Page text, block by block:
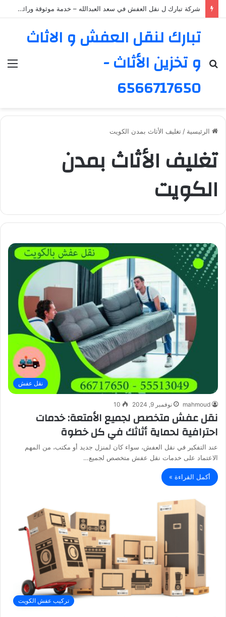
شركة تبارك ل نقل العفش في سعد العبدالله – خدمة موثوقة ورائدة
تبارك لنقل العفش و الاثاث
و تخزين الأثاث -
6566717650
بحث
الرئيسية / تغليف الأثاث بمدن الكويت
تغليف الأثاث بمدن
الكويت
نقل عفش
mahmoud نوفمبر 9, 2024 10
نقل عفش متخصص لجميع الأمتعة: خدمات
احترافية لحماية أثاثك في كل خطوة
عند التفكير في نقل العفش، سواء كان لمنزل جديد أو مكتب، من المهم
الاعتماد على خدمات نقل عفش متخصص لجميع…
أكمل القراءة »
تركيب عفش الكويت